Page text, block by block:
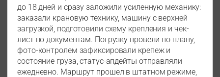
до 18 дней и сразу заложили усиленную механику:
заказали крановую технику, машину с верхней
загрузкой, подготовили схему крепления и чек-
лист по документам. Погрузку провели по плану,
фото-контролем зафиксировали крепеж и
состояние груза, статус-апдейты отправляли
ежедневно. Маршрут прошел в штатном режиме,